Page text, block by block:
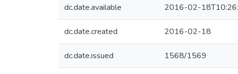
dc.date.available 2016-02-
dc.date.created 2016-02-18
dc.date.issued 1568/1569